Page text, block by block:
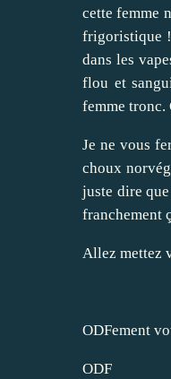
cette femme
frigoristique !
dans les
flou et
femme tronc.
Je ne vous
choux
juste dire
franchement
Allez mettez
ODFement
ODF